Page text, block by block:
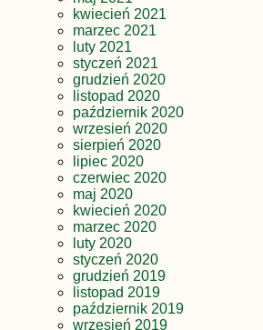
kwiecień 2021
marzec 2021
luty 2021
styczeń 2021
grudzień 2020
listopad 2020
październik 2020
wrzesień 2020
sierpień 2020
lipiec 2020
czerwiec 2020
maj 2020
kwiecień 2020
marzec 2020
luty 2020
styczeń 2020
grudzień 2019
listopad 2019
październik 2019
wrzesień 2019